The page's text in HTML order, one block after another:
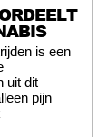
is een
uit dit
pijn